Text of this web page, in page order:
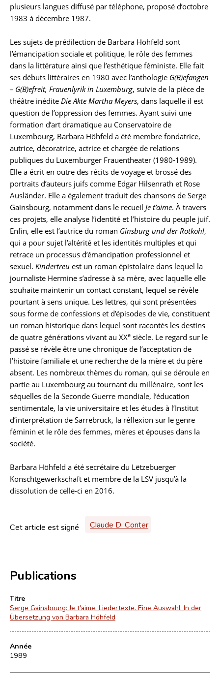
plusieurs langues diffusé par téléphone, proposé d’octobre
1983 à décembre 1987.
Les sujets de prédilection de Barbara Höhfeld sont
l’émancipation sociale et politique, le rôle des femmes
dans la littérature ainsi que l’esthétique féministe. Elle fait
ses débuts littéraires en 1980 avec l’anthologie G(B)efangen
– G(B)efreit, Frauenlyrik in Luxemburg, suivie de la pièce de
théâtre inédite Die Akte Martha Meyers, dans laquelle il est
question de l’oppression des femmes. Ayant suivi une
formation d’art dramatique au Conservatoire de
Luxembourg, Barbara Höhfeld a été membre fondatrice,
autrice, décoratrice, actrice et chargée de relations
publiques du Luxemburger Frauentheater (1980-1989).
Elle a écrit en outre des récits de voyage et brossé des
portraits d’auteurs juifs comme Edgar Hilsenrath et Rose
Ausländer. Elle a également traduit des chansons de Serge
Gainsbourg, notamment dans le recueil Je t’aime. À travers
ces projets, elle analyse l’identité et l’histoire du peuple juif.
Enfin, elle est l’autrice du roman Ginsburg und der Rotkohl,
qui a pour sujet l’altérité et les identités multiples et qui
retrace un processus d’émancipation professionnel et
sexuel. Kindertreu est un roman épistolaire dans lequel la
journaliste Hermine s’adresse à sa mère, avec laquelle elle
souhaite maintenir un contact constant, lequel se révèle
pourtant à sens unique. Les lettres, qui sont présentées
sous forme de confessions et d’épisodes de vie, constituent
un roman historique dans lequel sont racontés les destins
de quatre générations vivant au XXe siècle. Le regard sur le
passé se révèle être une chronique de l’acceptation de
l’histoire familiale et une recherche de la mère et du père
absent. Les nombreux thèmes du roman, qui se déroule en
partie au Luxembourg au tournant du millénaire, sont les
séquelles de la Seconde Guerre mondiale, l’éducation
sentimentale, la vie universitaire et les études à l’Institut
d’interprétation de Sarrebruck, la réflexion sur le genre
féminin et le rôle des femmes, mères et épouses dans la
société.
Barbara Höhfeld a été secrétaire du Lëtzebuerger
Konschtgewerkschaft et membre de la LSV jusqu’à la
dissolution de celle-ci en 2016.
Cet article est signé Claude D. Conter
Publications
Titre
Serge Gainsbourg: Je t'aime. Liedertexte. Eine Auswahl. In der
Übersetzung von Barbara Höhfeld
Année
1989